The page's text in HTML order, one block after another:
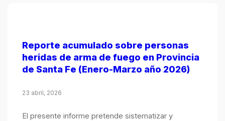
Reporte acumulado sobre personas
heridas de arma de fuego en Provincia
de Santa Fe (Enero-Marzo año 2026)
23 abril, 2026
El presente informe pretende sistematizar y